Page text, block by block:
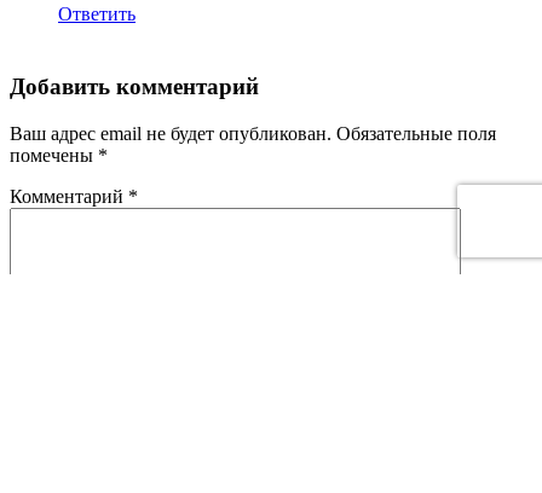
Ответить
Добавить комментарий
Ваш адрес email не будет опубликован. Обязательные поля
помечены *
Комментарий *